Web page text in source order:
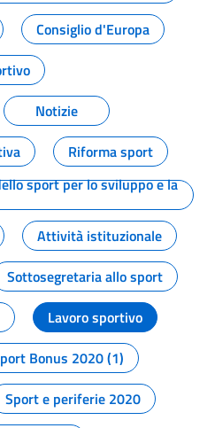
Consiglio d'Europa
Notizie
Riforma sport
sport per lo sviluppo e la
Attività istituzionale
Sottosegretaria allo sport
Lavoro sportivo
Bonus 2020 (1)
Sport e periferie 2020